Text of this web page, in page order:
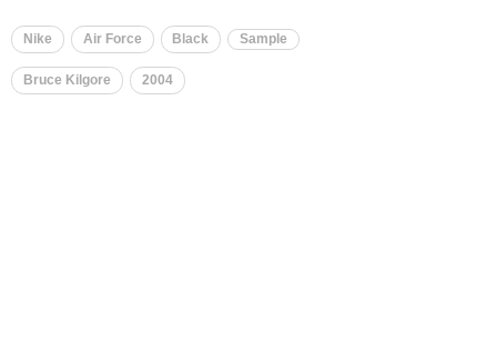
Nike Air Force Black Sample
Bruce Kilgore 2004